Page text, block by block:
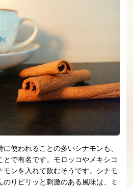
使われることの多いシナモンも、
で有名です。モロッコやメキシコ
モンを入れて飲むそうです。シナモ
のりピリッと刺激のある風味は、ミ